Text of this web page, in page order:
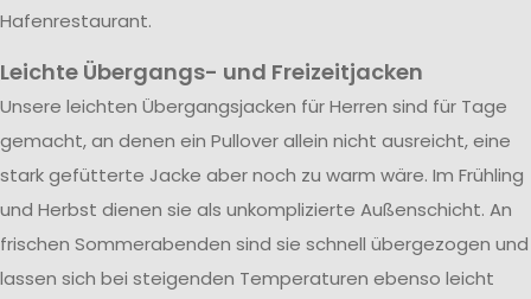
Hafenrestaurant.
Leichte Übergangs- und Freizeitjacken
Unsere leichten Übergangsjacken für Herren sind für Tage
gemacht, an denen ein Pullover allein nicht ausreicht, eine
stark gefütterte Jacke aber noch zu warm wäre. Im Frühling
und Herbst dienen sie als unkomplizierte Außenschicht. An
frischen Sommerabenden sind sie schnell übergezogen und
lassen sich bei steigenden Temperaturen ebenso leicht